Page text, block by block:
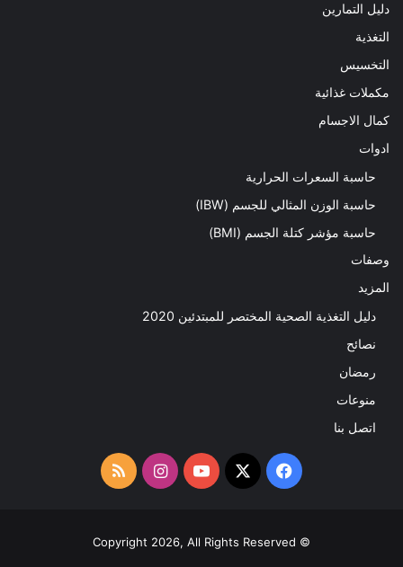
دليل التمارين
التغذية
التخسيس
مكملات غذائية
كمال الاجسام
ادوات
حاسبة السعرات الحرارية
حاسبة الوزن المثالي للجسم (IBW)
حاسبة مؤشر كتلة الجسم (BMI)
وصفات
المزيد
دليل التغذية الصحية المختصر للمبتدئين 2020​
نصائح
رمضان
منوعات
اتصل بنا
فيسبوك
‫X
‫YouTubeانستقرامملخص
RSS
© Copyright 2026, All Rights Reserved